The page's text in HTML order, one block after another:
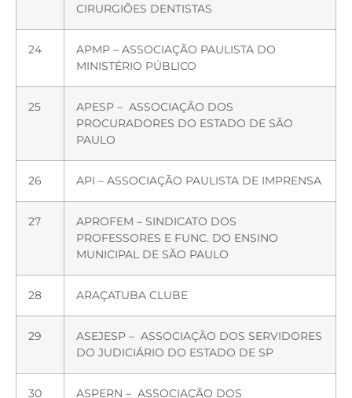
CIRURGIÕES DENTISTAS
24
APMP – ASSOCIAÇÃO PAULISTA DO
MINISTÉRIO PÚBLICO
25
APESP – ASSOCIAÇÃO DOS
PROCURADORES DO ESTADO DE SÃO
PAULO
26 API – ASSOCIAÇÃO PAULISTA DE IMPRENSA
27
APROFEM – SINDICATO DOS
PROFESSORES E FUNC. DO ENSINO
MUNICIPAL DE SÃO PAULO
28 ARAÇATUBA CLUBE
29
ASEJESP – ASSOCIAÇÃO DOS SERVIDORES
DO JUDICIÁRIO DO ESTADO DE SP
30 ASPERN – ASSOCIAÇÃO DOS